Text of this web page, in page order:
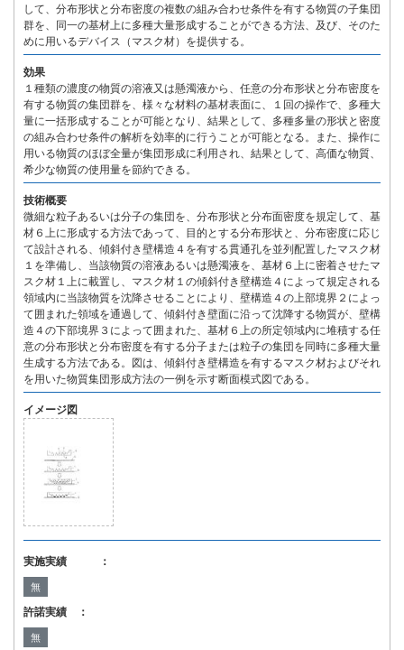
して、分布形状と分布密度の複数の組み合わせ条件を有する物質の子集団
群を、同一の基材上に多種大量形成することができる方法、及び、そのた
めに用いるデバイス（マスク材）を提供する。
効果
１種類の濃度の物質の溶液又は懸濁液から、任意の分布形状と分布密度を
有する物質の集団群を、様々な材料の基材表面に、１回の操作で、多種大
量に一括形成することが可能となり、結果として、多種多量の形状と密度
の組み合わせ条件の解析を効率的に行うことが可能となる。また、操作に
用いる物質のほぼ全量が集団形成に利用され、結果として、高価な物質、
希少な物質の使用量を節約できる。
技術概要
微細な粒子あるいは分子の集団を、分布形状と分布面密度を規定して、基
材６上に形成する方法であって、目的とする分布形状と、分布密度に応じ
て設計される、傾斜付き壁構造４を有する貫通孔を並列配置したマスク材
１を準備し、当該物質の溶液あるいは懸濁液を、基材６上に密着させたマ
スク材１上に載置し、マスク材１の傾斜付き壁構造４によって規定される
領域内に当該物質を沈降させることにより、壁構造４の上部境界２によっ
て囲まれた領域を通過して、傾斜付き壁面に沿って沈降する物質が、壁構
造４の下部境界３によって囲まれた、基材６上の所定領域内に堆積する任
意の分布形状と分布密度を有する分子または粒子の集団を同時に多種大量
生成する方法である。図は、傾斜付き壁構造を有するマスク材およびそれ
を用いた物質集団形成方法の一例を示す断面模式図である。
イメージ図
実施実績 ：
無
許諾実績 ：
無